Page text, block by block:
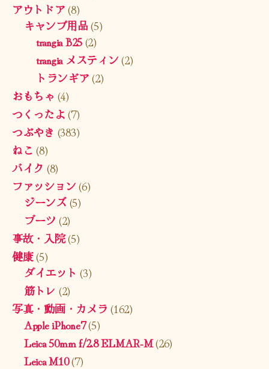
アウトドア(8)
キャンプ用品(5)
trangia B25(2)
trangia メスティン(2)
トランギア(2)
おもちゃ (4)
つくったよ(7)
つぶやき (383)
ねこ (8)
バイク (8)
ファッション(6)
ジーンズ(5)
ブーツ (2)
事故・入院(5)
健康(5)
ダイエット (3)
筋トレ (2)
写真・動画・カメラ (162)
Apple iPhone7(5)
Leica 50mm f/2.8 ELMAR-M(26)
Leica M10(7)